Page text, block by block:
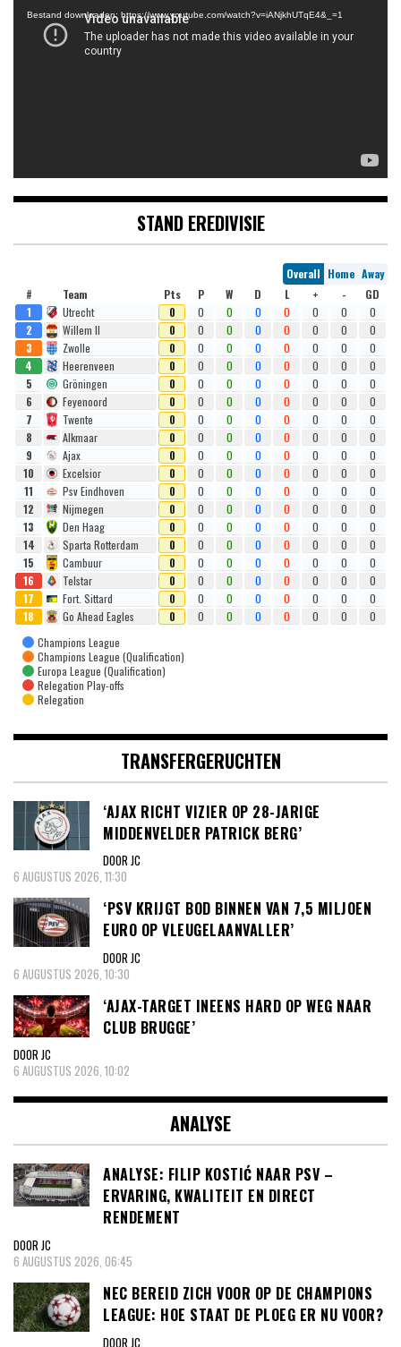
Bestand downloaden: https://www.youtube.com/watch?v=iANjkhUTqE4&_=1
STAND EREDIVISIE
Overall Home Away
#
Team Pts P W D L + -
GD
1
Utrecht 0 0 0 0 0 0 0
0
2
Willem II 0 0 0 0 0 0 0
0
3
Zwolle 0 0 0 0 0 0 0
0
4
Heerenveen 0 0 0 0 0 0 0
0
5
Gröningen 0 0 0 0 0 0 0
0
6
Feyenoord 0 0 0 0 0 0 0
0
7
Twente 0 0 0 0 0 0 0
0
8
Alkmaar 0 0 0 0 0 0 0
0
9
Ajax 0 0 0 0 0 0 0
0
10
Excelsior 0 0 0 0 0 0 0
0
11
Psv Eindhoven 0 0 0 0 0 0 0
0
12
Nijmegen 0 0 0 0 0 0 0
0
13
Den Haag 0 0 0 0 0 0 0
0
14
Sparta Rotterdam 0 0 0 0 0 0 0
0
15
Cambuur 0 0 0 0 0 0 0
0
16
Telstar 0 0 0 0 0 0 0
0
17
Fort. Sittard 0 0 0 0 0 0 0
0
18
Go Ahead Eagles 0 0 0 0 0 0 0
0
Champions League
Champions League (Qualification)
Europa League (Qualification)
Relegation Play-offs
Relegation
TRANSFERGERUCHTEN
‘AJAX RICHT VIZIER OP 28-JARIGE
MIDDENVELDER PATRICK BERG’
DOOR JC
6 AUGUSTUS 2026, 11:30
‘PSV KRIJGT BOD BINNEN VAN 7,5 MILJOEN
EURO OP VLEUGELAANVALLER’
DOOR JC
6 AUGUSTUS 2026, 10:30
‘AJAX-TARGET INEENS HARD OP WEG NAAR
CLUB BRUGGE’
DOOR JC
6 AUGUSTUS 2026, 10:02
ANALYSE
ANALYSE: FILIP KOSTIĆ NAAR PSV –
ERVARING, KWALITEIT EN DIRECT
RENDEMENT
DOOR JC
6 AUGUSTUS 2026, 06:45
NEC BEREID ZICH VOOR OP DE CHAMPIONS
LEAGUE: HOE STAAT DE PLOEG ER NU VOOR?
DOOR JC